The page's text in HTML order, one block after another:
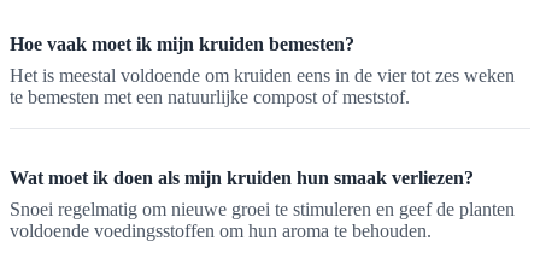
Hoe vaak moet ik mijn kruiden bemesten?
Het is meestal voldoende om kruiden eens in de vier tot zes weken
te bemesten met een natuurlijke compost of meststof.
Wat moet ik doen als mijn kruiden hun smaak verliezen?
Snoei regelmatig om nieuwe groei te stimuleren en geef de planten
voldoende voedingsstoffen om hun aroma te behouden.